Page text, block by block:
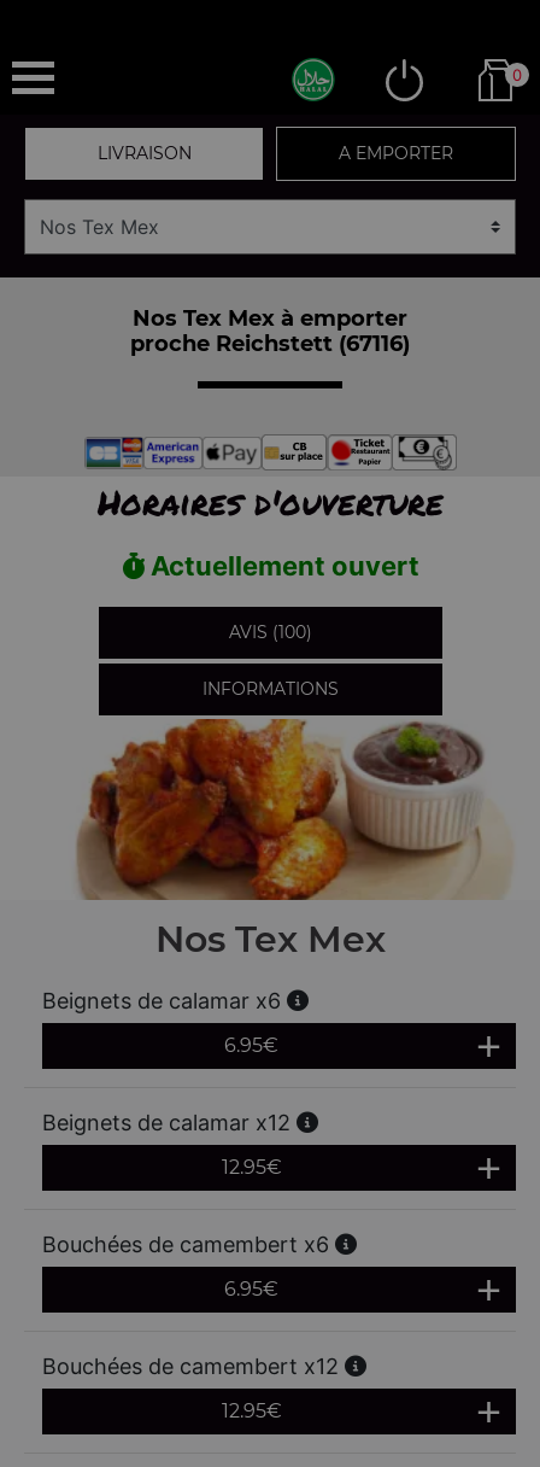
0
LIVRAISON A EMPORTER
Nos Tex Mex à emporter
proche Reichstett (67116)
Horaires d'ouverture
Actuellement ouvert
AVIS (100)
INFORMATIONS
Nos Tex Mex
Beignets de calamar x6
6.95€
Beignets de calamar x12
12.95€
Bouchées de camembert x6
6.95€
Bouchées de camembert x12
12.95€